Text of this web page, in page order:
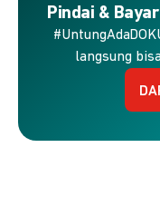
Pindai &
langsung